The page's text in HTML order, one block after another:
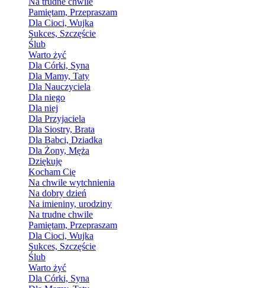
Pamiętam, Przepraszam
Dla Cioci, Wujka
Sukces, Szczęście
Ślub
Warto żyć
Dla Córki, Syna
Dla Mamy, Taty
Dla Nauczyciela
Dla niego
Dla niej
Dla Przyjaciela
Dla Siostry, Brata
Dla Babci, Dziadka
Dla Żony, Męża
Dziękuję
Kocham Cię
Na chwile wytchnienia
Na dobry dzień
Na imieniny, urodziny
Na trudne chwile
Pamiętam, Przepraszam
Dla Cioci, Wujka
Sukces, Szczęście
Ślub
Warto żyć
Dla Córki, Syna